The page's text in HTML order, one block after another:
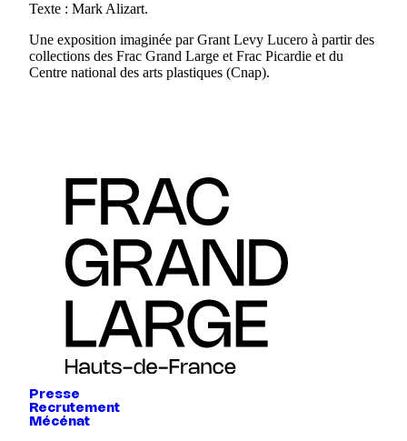
Texte : Mark Alizart.
Une exposition imaginée par Grant Levy Lucero à partir des
collections des Frac Grand Large et Frac Picardie et du
Centre national des arts plastiques (Cnap).
Presse
Recrutement
Mécénat